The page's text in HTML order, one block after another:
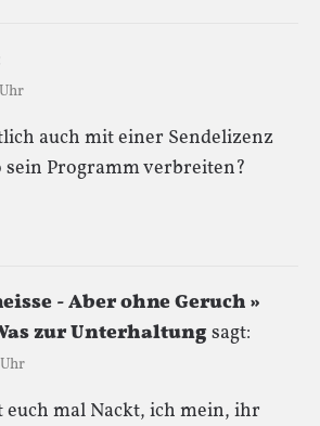
auch mit einer Sendelizenz
sein Programm verbreiten?
- Aber ohne Geruch »
zur Unterhaltungsagt:
mal Nackt, ich mein, ihr